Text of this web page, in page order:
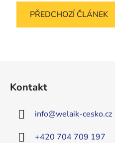
PŘEDCHOZÍ ČLÁNEK
Kontakt
info@welaik-cesko.cz
+420 704 709 197